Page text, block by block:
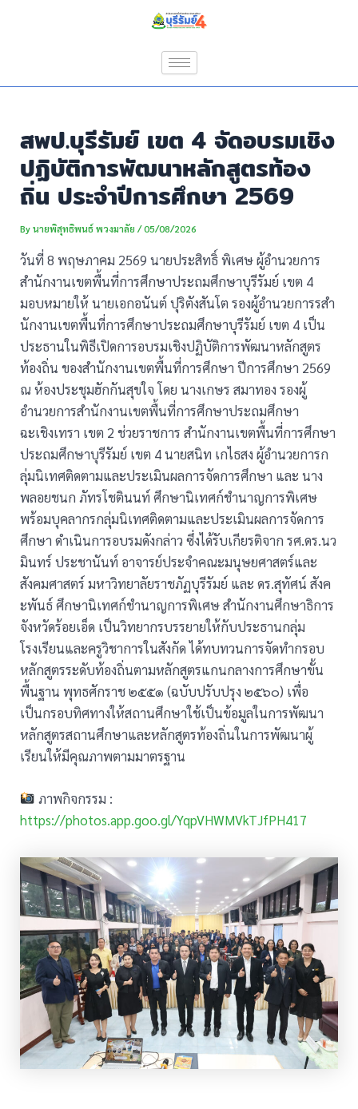
สพป.บุรีรัมย์ เขต 4 จัดอบรมเชิง
ปฏิบัติการพัฒนาหลักสูตรท้อง
ถิ่น ประจำปีการศึกษา 2569
Byนายพิสุทธิพนธ์ พวงมาลัย/05/08/2026
วันที่ 8 พฤษภาคม 2569 นายประสิทธิ์ พิเศษ ผู้อำนวยการ
สำนักงานเขตพื้นที่การศึกษาประถมศึกษาบุรีรัมย์ เขต 4
มอบหมายให้ นายเอกอนันต์ ปุริตังสันโต รองผู้อำนวยการรสำ
นักงานเขตพื้นที่การศึกษาประถมศึกษาบุรีรัมย์ เขต 4 เป็น
ประธานในพิธีเปิดการอบรมเชิงปฏิบัติการพัฒนาหลักสูตร
ท้องถิ่น ของสำนักงานเขตพื้นที่การศึกษา ปีการศึกษา 2569
ณ ห้องประชุมฮักกันสุขใจ โดย นางเกษร สมาทอง รองผู้
อำนวยการสำนักงานเขตพื้นที่การศึกษาประถมศึกษา
ฉะเชิงเทรา เขต 2 ช่วยราชการ สำนักงานเขตพื้นที่การศึกษา
ประถมศึกษาบุรีรัมย์ เขต 4 นายสนิท เกไธสง ผู้อำนวยการก
ลุ่มนิเทศติดตามและประเมินผลการจัดการศึกษา และ นาง
พลอยชนก ภัทรโชตินนท์ ศึกษานิเทศก์ชำนาญการพิเศษ
พร้อมบุคลากรกลุ่มนิเทศติดตามและประเมินผลการจัดการ
ศึกษา ดำเนินการอบรมดังกล่าว ซึ่งได้รับเกียรติจาก รศ.ดร.นว
มินทร์ ประชานันท์ อาจารย์ประจำคณะมนุษยศาสตร์และ
สังคมศาสตร์ มหาวิทยาลัยราชภัฏบุรีรัมย์ และ ดร.สุทัศน์ สังค
ะพันธ์ ศึกษานิเทศก์ชำนาญการพิเศษ สำนักงานศึกษาธิการ
จังหวัดร้อยเอ็ด เป็นวิทยากรบรรยายให้กับประธานกลุ่ม
โรงเรียนและครูวิชาการในสังกัด ได้ทบทวนการจัดทำกรอบ
หลักสูตรระดับท้องถิ่นตามหลักสูตรแกนกลางการศึกษาขั้น
พื้นฐาน พุทธศักราช ๒๕๕๑ (ฉบับปรับปรุง ๒๕๖๐) เพื่อ
เป็นกรอบทิศทางให้สถานศึกษาใช้เป็นข้อมูลในการพัฒนา
หลักสูตรสถานศึกษาและหลักสูตรท้องถิ่นในการพัฒนาผู้
เรียนให้มีคุณภาพตามมาตรฐาน
ภาพกิจกรรม :
https://photos.app.goo.gl/YqpVHWMVkTJfPH417